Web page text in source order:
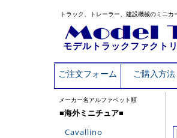
トラック、トレーラー、建設機械のミニ
モデルトラックファクト
ご注文フォーム ご購入方法
メーカー名アルファベット順
■海外ミニチュア■
Cavallino